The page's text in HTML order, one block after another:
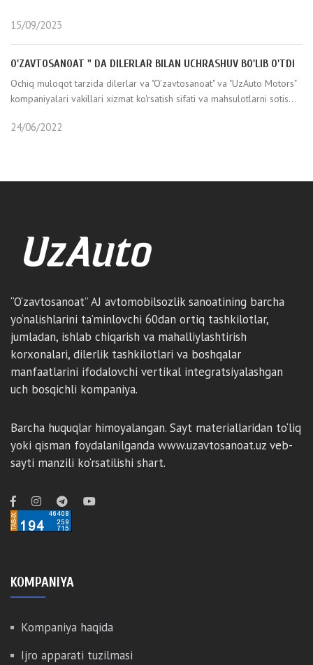
15/09/2023
O'ZAVTOSANOAT " DA DILERLAR BILAN UCHRASHUV BO'LIB O'TDI
Ochiq muloqot tarzida dilerlar va "O'zavtosanoat" va "UzAuto Motors"
kompaniyalari vakillari xizmat ko'rsatish sifati va mahsulotlarni sotis...
24/06/2022
“O‘zavtosanoat” AJ avtomobilsozlik sanoatining barcha
yo‘nalishlarini ta’minlovchi 60dan ortiq tashkilotlar,
jumladan, ishlab chiqarish va mahalliylashtirish
korxonalari, dilerlik tashkilotlari va boshqalar
manfaatlarini ifodalovchi vertikal integratsiyalashgan
uch bosqichli kompaniya.
Barcha huquqlar himoyalangan. Sayt materiallaridan to‘liq
yoki qisman foydalanilganda www.uzavtosanoat.uz veb-
sayti manzili ko‘rsatilishi shart.
KOMPANIYA
Kompaniya haqida
Ijro apparati tuzilmasi